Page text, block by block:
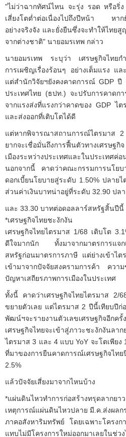
"ไม่ว่าฉากทัศน์ไหน จะรุ่ง รอด หรือริ่
เสี่ยงโตต่ำต่อเนื่องไปถึงปีหน้า หากยั
อย่างจริงจัง และยั่งยืนซึ่งจะทำให้ไทย
จากต่างชาติ" นายอมรเทพ กล่าว
นายอมรเทพ ระบุว่า เศรษฐกิจไทยกำ
การเผชิญเรื่องร้อนๆ อย่างเต็มแรง แล
แต่สำนักวิจัยฯยังคงคาดการณ์ GDP
ประเทศไทย (ธปท.) จะปรับการคาดก
จากแรงส่งที่แรงกว่าคาดของ GDP ไ
และส่งออกที่เติบโตได้ดี
แต่หากพิจารณาสถานการณ์ไตรมาส
ยากจะเชื่อมั่นถึงการฟื้นตัวทางเศรษฐกิ
เมืองระหว่างประเทศและในประเทศค่
นอกจากนี้ คาดว่าคณะกรรมการนโย
ดอกเบี้ยนโยบายสู่ระดับ 1.50% ปลาย
ส่วนค่าเงินบาทน่าอยู่ที่ระดับ 32.90 ปล
และ 33.30 บาทต่อดอลลาร์สหรัฐสิ้นปีนี้
*เศรษฐกิจไทยชะงักงัน
เศรษฐกิจไทยไตรมาส 1/68 เติบโต
ดีใจมากนัก ทั้งมาจากมาตรการแจกเ
สหรัฐก่อนมาตรการภาษี แต่ย่างเข้าไ
เข้ามาจากปัจจัยสงครามการค้า ควา
ปัญหาเสถียรภาพการเมืองในประเทศ
ทั้งนี้ คาดว่าเศรษฐกิจไทยไตรมาส 2/
ขยายตัวเลย แต่ไตรมาส 2 ปีนี้เทียบปี
พัฒน์ฯจะรายงานตัวเลขเศรษฐกิจ
เศรษฐกิจไทยจะเข้าสู่ภาวะชะงักงันลา
ไตรมาส 3 และ 4 แบบ YoY จะโตเพีย
ที่มาของการยืนคาดการณ์เศรษฐกิจไ
2.5%
แล้วปัจจัยเสี่ยงมาจากไหนบ้าง
*แผ่นดินไหวทำการก่อสร้างทรุดลากยาว
เหตุการณ์แผ่นดินไหวปลาย มี.ค.ส่งผลก
ภาคอสังหาริมทรัพย์ โดยเฉพาะโครง
แทบไม่มีโครงการใหม่ออกมาเลยในช่